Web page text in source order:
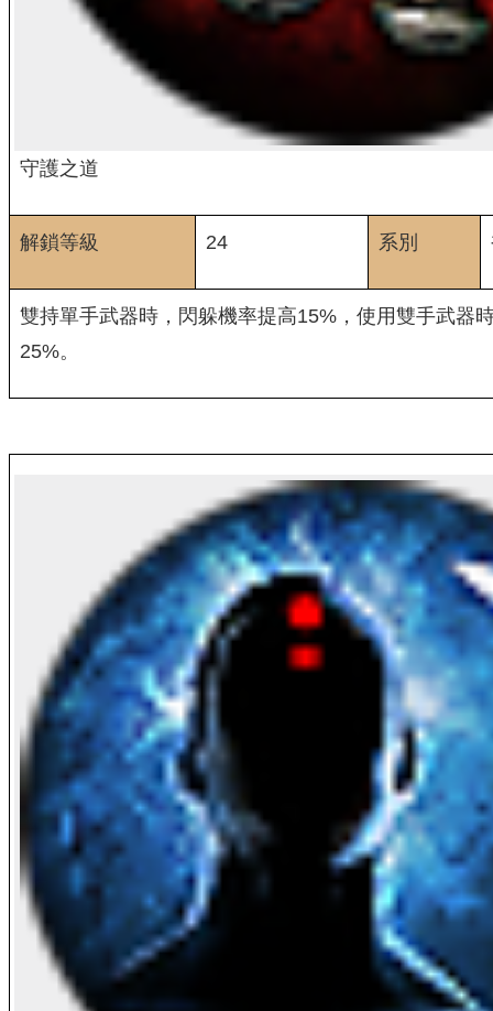
守護之道
解鎖等級 24 系別
雙持單手武器時，閃躲機率提高15%，使用雙手武器
25%。